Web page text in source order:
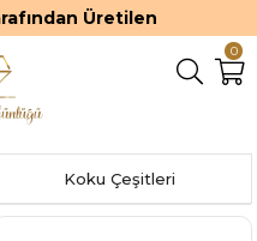
Premium ve Kalıcı
0
Koku Çeşitleri